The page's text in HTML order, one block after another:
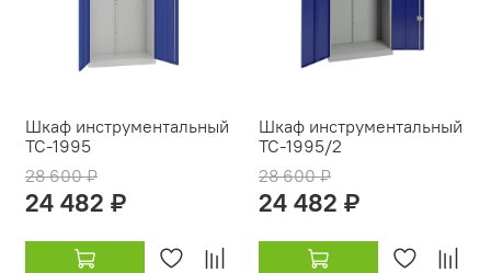
Шкаф инструментальный
TC-1995
28 600 ₽
24 482 ₽
Шкаф инструментальный
TC-1995/2
28 600 ₽
24 482 ₽